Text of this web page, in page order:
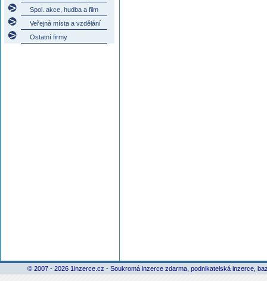
Spol. akce, hudba a film
Veřejná místa a vzdělání
Ostatní firmy
© 2007 - 2026 1inzerce.cz - Soukromá inzerce zdarma, podnikatelská inzerce,